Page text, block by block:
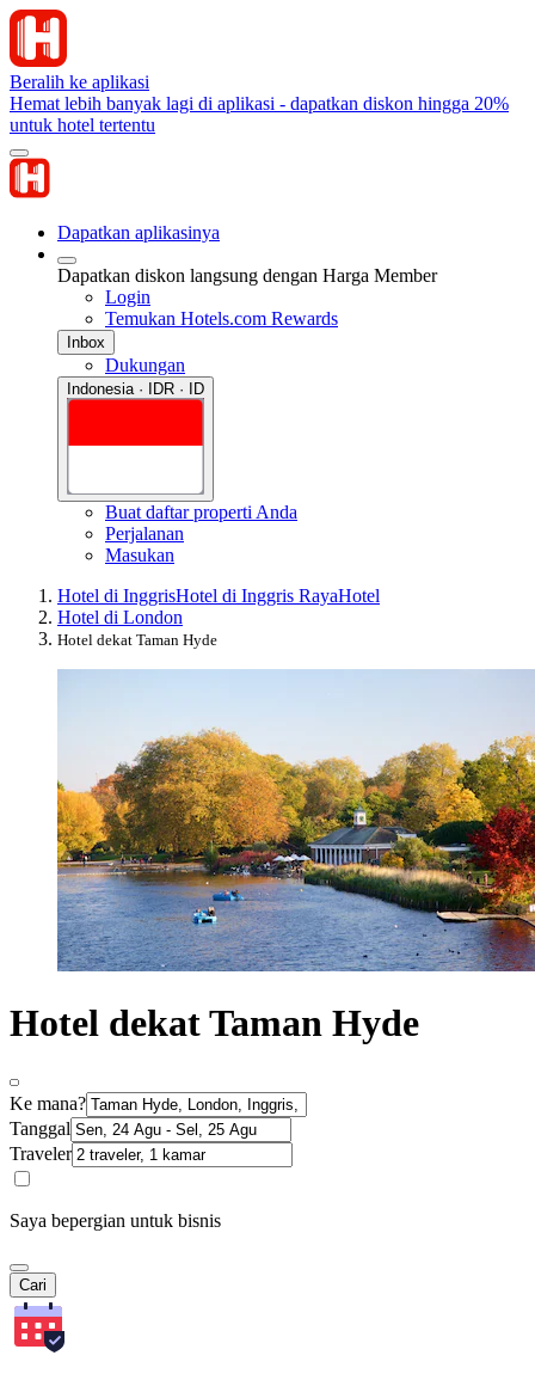
Beralih ke aplikasi
Hemat lebih banyak lagi di aplikasi - dapatkan diskon hingga 20%
untuk hotel tertentu
Dapatkan aplikasinya
Dapatkan diskon langsung dengan Harga Member
Login
Temukan Hotels.com Rewards
Inbox
Dukungan
Indonesia · IDR · ID
Buat daftar properti Anda
Perjalanan
Masukan
Hotel di InggrisHotel di Inggris RayaHotel
Hotel di London
Hotel dekat Taman Hyde
Hotel dekat Taman Hyde
Ke mana?
Tanggal
Traveler
Saya bepergian untuk bisnis
Cari